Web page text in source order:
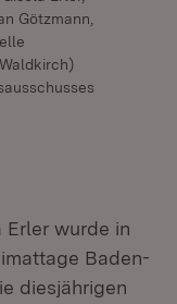
Götzmann,
Erler wurde in
Baden-
diesjährigen